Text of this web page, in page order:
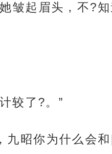
皱起眉头，不?
较了?。”
九昭你为什么会